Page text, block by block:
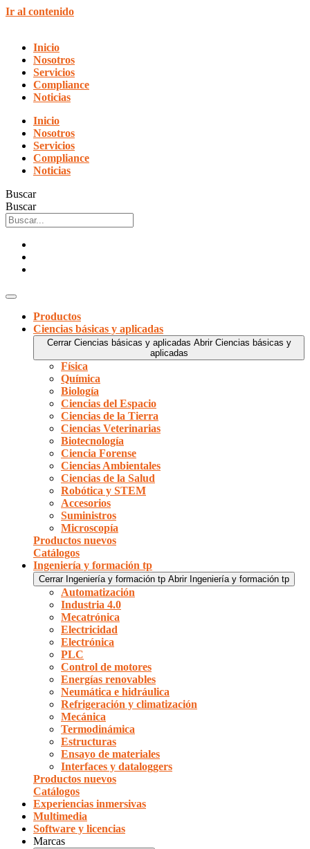
Ir al contenido
Inicio
Nosotros
Servicios
Compliance
Noticias
Inicio
Nosotros
Servicios
Compliance
Noticias
Buscar
Buscar
Productos
Ciencias básicas y aplicadas
Cerrar Ciencias básicas y aplicadas Abrir Ciencias básicas y
aplicadas
Física
Química
Biología
Ciencias del Espacio
Ciencias de la Tierra
Ciencias Veterinarias
Biotecnología
Ciencia Forense
Ciencias Ambientales
Ciencias de la Salud
Robótica y STEM
Accesorios
Suministros
Microscopía
Productos nuevos
Catálogos
Ingeniería y formación tp
Cerrar Ingeniería y formación tp Abrir Ingeniería y formación tp
Automatización
Industria 4.0
Mecatrónica
Electricidad
Electrónica
PLC
Control de motores
Energías renovables
Neumática e hidráulica
Refrigeración y climatización
Mecánica
Termodinámica
Estructuras
Ensayo de materiales
Interfaces y dataloggers
Productos nuevos
Catálogos
Experiencias inmersivas
Multimedia
Software y licencias
Marcas